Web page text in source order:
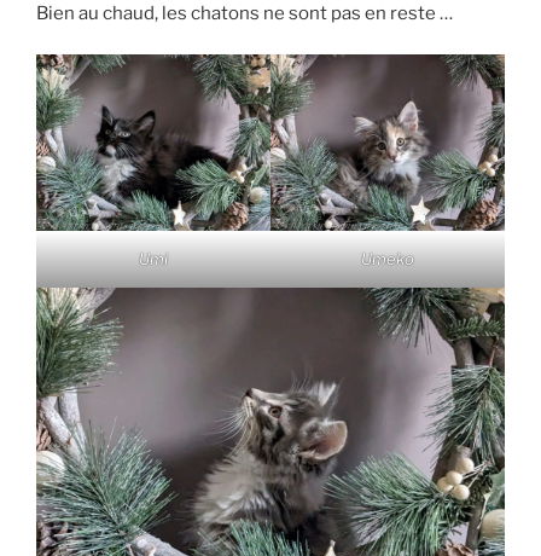
Bien au chaud, les chatons ne sont pas en reste …
Umi Umeko